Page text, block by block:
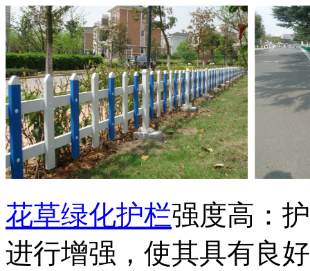
花草绿化护栏强度高：
进行增强，使其具有良